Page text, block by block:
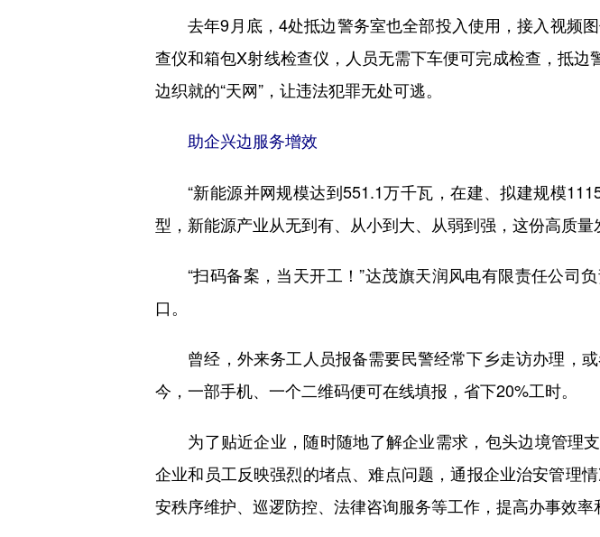
去年9月底，4处抵边警务室也全部投入使用，接入视频
查仪和箱包X射线检查仪，人员无需下车便可完成检查，抵
边织就的“天网”，让违法犯罪无处可逃。
助企兴边服务增效
“新能源并网规模达到551.1万千瓦，在建、拟建规模
型，新能源产业从无到有、从小到大、从弱到强，这份高质
“扫码备案，当天开工！”达茂旗天润风电有限责任公司
口。
曾经，外来务工人员报备需要民警经常下乡走访办理，
今，一部手机、一个二维码便可在线填报，省下20%工时。
为了贴近企业，随时随地了解企业需求，包头边境管理
企业和员工反映强烈的堵点、难点问题，通报企业治安管理
安秩序维护、巡逻防控、法律咨询服务等工作，提高办事效率